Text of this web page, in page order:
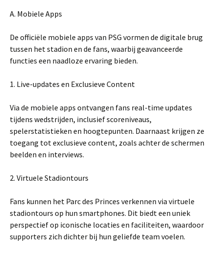
A. Mobiele Apps
De officiële mobiele apps van PSG vormen de digitale brug
tussen het stadion en de fans, waarbij geavanceerde
functies een naadloze ervaring bieden.
1. Live-updates en Exclusieve Content
Via de mobiele apps ontvangen fans real-time updates
tijdens wedstrijden, inclusief scoreniveaus,
spelerstatistieken en hoogtepunten. Daarnaast krijgen ze
toegang tot exclusieve content, zoals achter de schermen
beelden en interviews.
2. Virtuele Stadiontours
Fans kunnen het Parc des Princes verkennen via virtuele
stadiontours op hun smartphones. Dit biedt een uniek
perspectief op iconische locaties en faciliteiten, waardoor
supporters zich dichter bij hun geliefde team voelen.